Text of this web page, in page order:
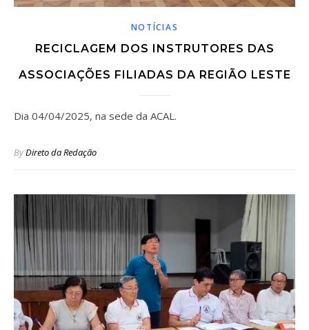
NOTÍCIAS
RECICLAGEM DOS INSTRUTORES DAS
ASSOCIAÇÕES FILIADAS DA REGIÃO LESTE
Dia 04/04/2025, na sede da ACAL.
ByDireto da Redação